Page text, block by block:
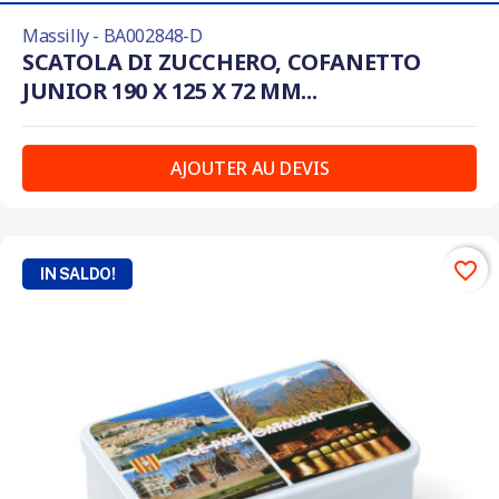
Massilly - BA002848-D
SCATOLA DI ZUCCHERO, COFANETTO
JUNIOR 190 X 125 X 72 MM...
AJOUTER AU DEVIS
IN SALDO! favorite_border